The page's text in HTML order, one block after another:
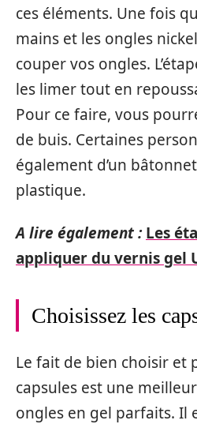
ces éléments. Une fois
mains et les ongles
couper vos ongles.
les limer tout en
Pour ce faire, vous
de buis. Certaines
également d’un
plastique.
A lire également : Les
appliquer du vernis gel
Choisissez les
Le fait de bien choisir et
capsules est une
ongles en gel parfaits. Il